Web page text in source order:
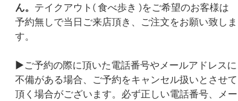
ん。 テイクアウト( 食べ歩き )をご希望のお客様は
予約無しで当日ご来店頂き、ご注文をお願い致しま
す。
▶ご予約の際に頂いた電話番号やメールアドレスに
不備がある場合、ご予約をキャンセル扱いとさせて
頂く場合がございます。必ず正しい電話番号、メー